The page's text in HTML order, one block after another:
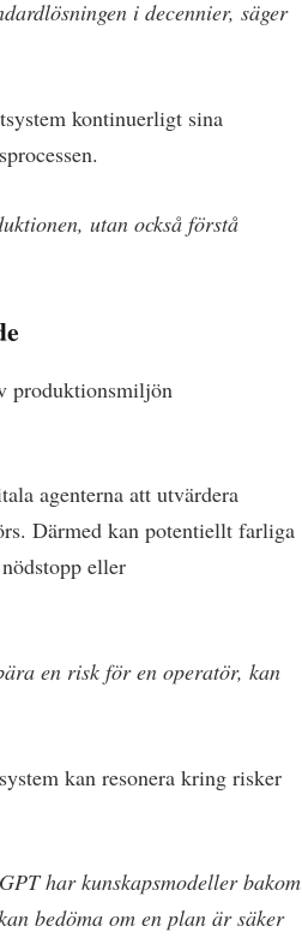
i decennier, säger
kontinuerligt sina
utan också förstå
produktionsmiljön
agenterna att utvärdera
Därmed kan potentiellt farliga
eller
en risk för en operatör, kan
kan resonera kring risker
har kunskapsmodeller bakom
bedöma om en plan är säker